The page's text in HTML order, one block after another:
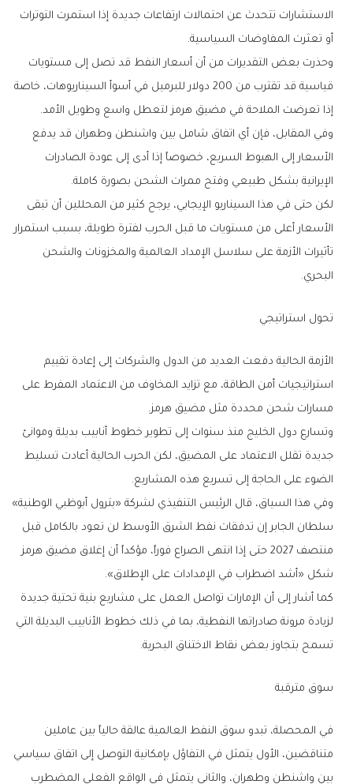
الاستشارات تتحدث عن احتمالات ارتفاعات جديدة إذا استمرت التوترات
أو تعثرت المفاوضات السياسية.
وحذرت بعض التقديرات من أن أسعار النفط قد تصل إلى مستويات
قياسية قد تقترب من 200 دولار للبرميل في أسوأ السيناريوهات، خاصة
إذا تعرضت الملاحة في مضيق هرمز لتعطل واسع وطويل الأمد.
وفي المقابل، فإن أي اتفاق شامل بين واشنطن وطهران قد يدفع
الأسعار إلى الهبوط السريع، خصوصاً إذا أدى إلى عودة الصادرات
الإيرانية بشكل طبيعي وفتح ممرات الشحن بصورة كاملة.
لكن حتى في هذا السيناريو الإيجابي، يرجح كثير من المحللين أن تبقى
الأسعار أعلى من مستويات ما قبل الحرب لفترة طويلة، بسبب استمرار
تأثيرات الأزمة على سلاسل الإمداد العالمية والمخزونات والشحن
البحري.
تحول استراتيجي
الأزمة الحالية دفعت العديد من الدول والشركات إلى إعادة تقييم
استراتيجيات أمن الطاقة، مع تزايد المخاوف من الاعتماد المفرط على
مسارات شحن محددة مثل مضيق هرمز.
وتسارع دول الخليج منذ سنوات إلى تطوير خطوط أنابيب بديلة وموانئ
جديدة تقلل الاعتماد على المضيق، لكن الحرب الحالية أعادت تسليط
الضوء على الحاجة إلى تسريع هذه المشاريع.
وفي هذا السياق، قال الرئيس التنفيذي لشركة «بترول أبوظبي الوطنية»
سلطان الجابر إن تدفقات نفط الشرق الأوسط لن تعود بالكامل قبل
منتصف 2027 حتى إذا انتهى الصراع فوراً، مؤكداً أن إغلاق مضيق هرمز
شكل «أشد اضطراب في الإمدادات على الإطلاق».
كما أشار إلى أن الإمارات تواصل العمل على مشاريع بنية تحتية جديدة
لزيادة مرونة صادراتها النفطية، بما في ذلك خطوط الأنابيب البديلة التي
تسمح بتجاوز بعض نقاط الاختناق البحرية.
سوق مترقبة
في المحصلة، تبدو سوق النفط العالمية عالقة حالياً بين عاملين
متناقضين، الأول يتمثل في التفاؤل بإمكانية التوصل إلى اتفاق سياسي
بين واشنطن وطهران، والثاني يتمثل في الواقع الفعلي المضطرب